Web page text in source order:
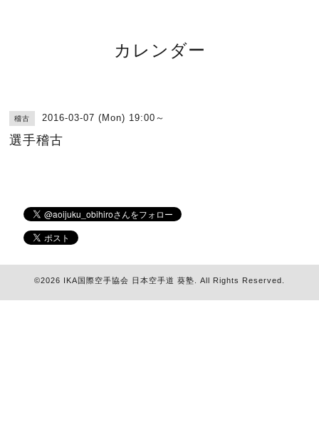
カレンダー
稽古 2016-03-07 (Mon) 19:00～
選手稽古
©2026 IKA国際空手協会 日本空手道 葵塾 . All Rights Reserved.